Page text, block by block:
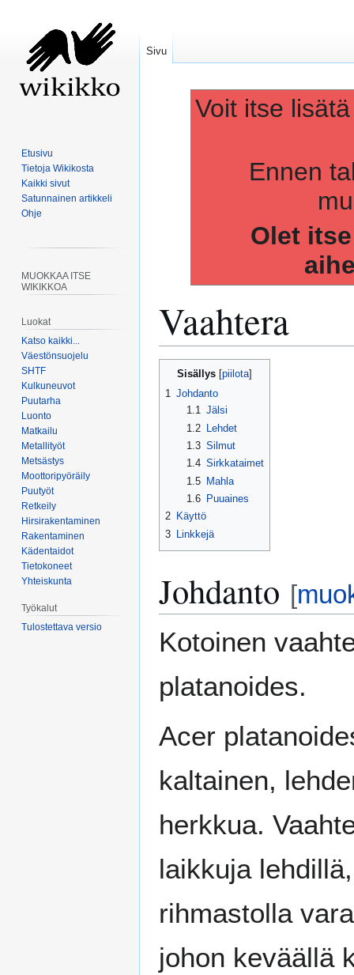
Voit itse
Ennen
Olet
Vaahtera
Siirry
Siirry
Sisällys
1 Johdanto
1.1 Jälsi
1.2 Lehdet
1.3 Silmut
1.4 Sirkkataimet
1.5 Mahla
1.6
Puuaines
2 Käyttö
3 Linkkejä
Johdanto [
Kotoinen
platanoides.
Acer
kaltainen,
herkkua.
laikkuja
rihmastolla
johon keväällä
Sivu
Etusivu
Tietoja Wikikosta
Kaikki sivut
Satunnainen artikkeli
Ohje
MUOKKAA ITSE
WIKIKKOA
Luokat
Katso kaikki...
Väestönsuojelu
SHTF
Kulkuneuvot
Puutarha
Luonto
Matkailu
Metallityöt
Metsästys
Moottoripyöräily
Puutyöt
Retkeily
Hirsirakentaminen
Rakentaminen
Kädentaidot
Tietokoneet
Yhteiskunta
Työkalut
Tulostettava versio